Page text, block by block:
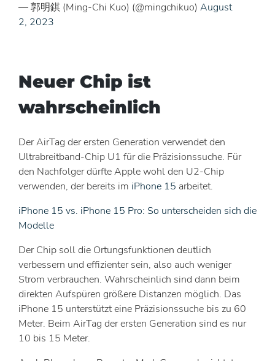
— 郭明錤 (Ming-Chi Kuo) (@mingchikuo) August
2, 2023
Neuer Chip ist
wahrscheinlich
Der AirTag der ersten Generation verwendet den
Ultrabreitband-Chip U1 für die Präzisionssuche. Für
den Nachfolger dürfte Apple wohl den U2-Chip
verwenden, der bereits im iPhone 15 arbeitet.
iPhone 15 vs. iPhone 15 Pro: So unterscheiden sich die
Modelle
Der Chip soll die Ortungsfunktionen deutlich
verbessern und effizienter sein, also auch weniger
Strom verbrauchen. Wahrscheinlich sind dann beim
direkten Aufspüren größere Distanzen möglich. Das
iPhone 15 unterstützt eine Präzisionssuche bis zu 60
Meter. Beim AirTag der ersten Generation sind es nur
10 bis 15 Meter.